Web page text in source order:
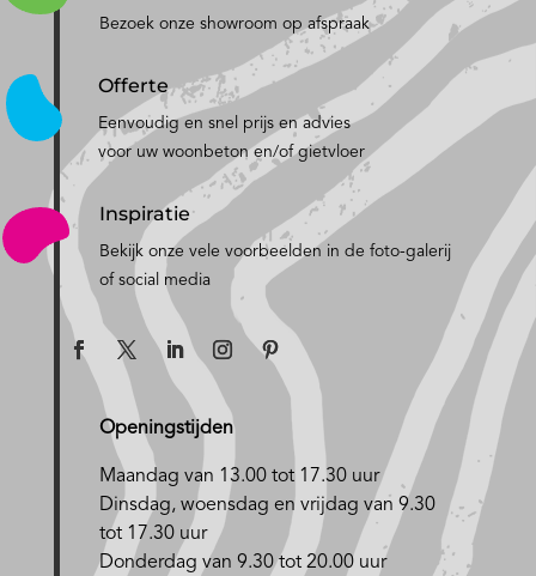
Bezoek onze showroom op afspraak
Offerte
Eenvoudig en snel prijs en advies
voor uw woonbeton en/of gietvloer
Inspiratie
Bekijk onze vele voorbeelden in de foto-galerij
of social media
Openingstijden
Maandag van 13.00 tot 17.30 uur
Dinsdag, woensdag en vrijdag van 9.30
tot 17.30 uur
Donderdag van 9.30 tot 20.00 uur